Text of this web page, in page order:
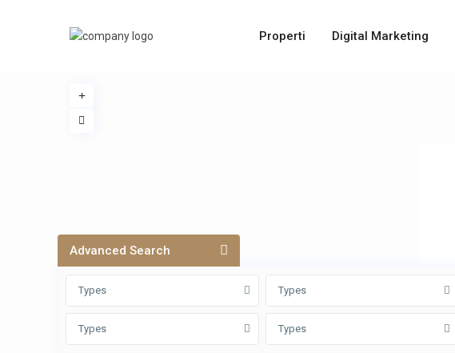
Properti Digital Marketing
Advanced Search
Types Types
Types Types